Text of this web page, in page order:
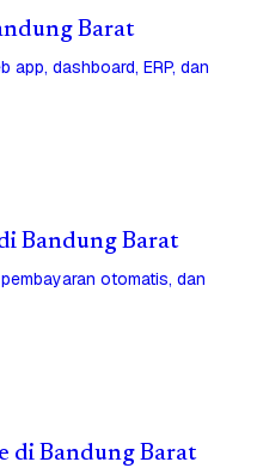
Barat
dashboard, ERP, dan
Bandung Barat
otomatis, dan
di Bandung Barat